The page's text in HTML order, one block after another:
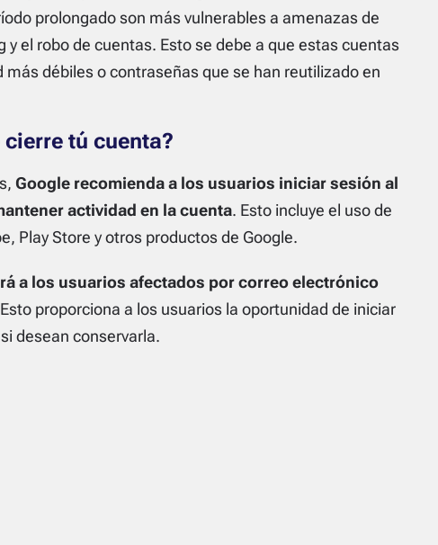
prolongado son más vulnerables a amenazas de
el robo de cuentas. Esto se debe a que estas cuentas
débiles o contraseñas que se han reutilizado en
tú cuenta?
Google recomienda a los usuarios iniciar sesión al
actividad en la cuenta. Esto incluye el uso de
Play Store y otros productos de Google.
a los usuarios afectados por correo electrónico
proporciona a los usuarios la oportunidad de iniciar
desean conservarla.